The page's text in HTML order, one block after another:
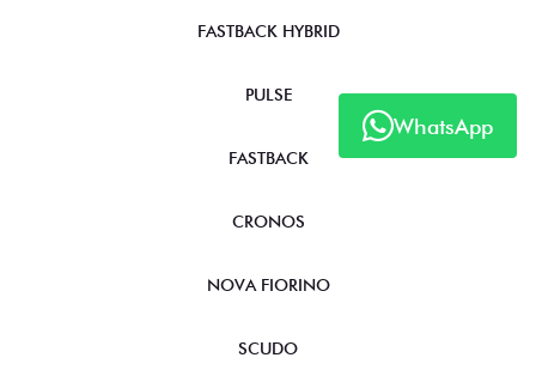
WhatsApp
FASTBACK HYBRID
PULSE
FASTBACK
CRONOS
NOVA FIORINO
SCUDO